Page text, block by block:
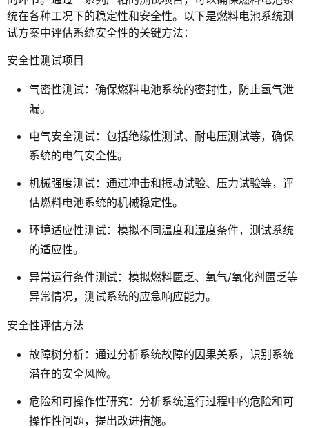
统在各种工况下的稳定性和安全性。以下是燃料电池系统测
试方案中评估系统安全性的关键方法：
安全性测试项目
气密性测试：确保燃料电池系统的密封性，防止氢气泄
漏。
电气安全测试：包括绝缘性测试、耐电压测试等，确保
系统的电气安全性。
机械强度测试：通过冲击和振动试验、压力试验等，评
估燃料电池系统的机械稳定性。
环境适应性测试：模拟不同温度和湿度条件，测试系统
的适应性。
异常运行条件测试：模拟燃料匮乏、氧气/氧化剂匮乏等
异常情况，测试系统的应急响应能力。
安全性评估方法
故障树分析：通过分析系统故障的因果关系，识别系统
潜在的安全风险。
危险和可操作性研究：分析系统运行过程中的危险和可
操作性问题，提出改进措施。